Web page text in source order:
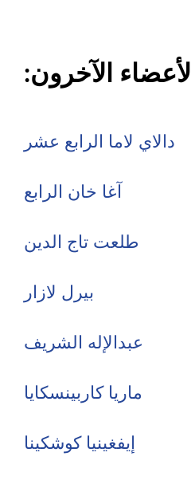
الأعضاء الآخرون:
دالاي لاما الرابع عشر
آغا خان الرابع
طلعت تاج الدين
بيرل لازار
عبدالإله الشريف
ماريا كاربينسكايا
إيفغينيا كوشكينا